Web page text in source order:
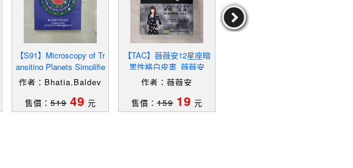
【S91】Microscopy of Tr
ansiting Planets Simplifie
d Volume 5_Bhatia, Bal
作者：Bhatia,Baldev
售價：519 49 元
【TAC】薇薇安12星座暗
黑性格白皮書_薇薇安
作者：薇薇安
售價：159 19 元